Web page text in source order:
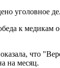
уголовное
к
что
на месяц.